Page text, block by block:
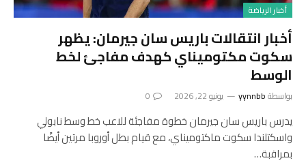
أخبار الرياضة
أخبار انتقالات باريس سان جيرمان: يظهر
سكوت مكتوميناي كهدف مفاجئ لخط
الوسط
بواسطةyynnbb يونيو 22, 2026 0
يدرس باريس سان جيرمان خطوة مفاجئة للاعب خط وسط نابولي
واسكتلندا سكوت ماكتوميناي، مع قيام بطل أوروبا مرتين أيضًا
بمراقبة…